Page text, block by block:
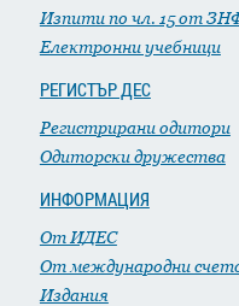
Изпити по чл. 15 от
Електронни учебници
РЕГИСТЪР ДЕС
Регистрирани одитори
Одиторски дружества
ИНФОРМАЦИЯ
От ИДЕС
От международни
Издания